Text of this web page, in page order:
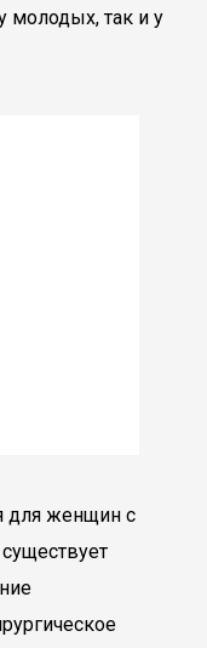
молодых, так и у
для женщин с